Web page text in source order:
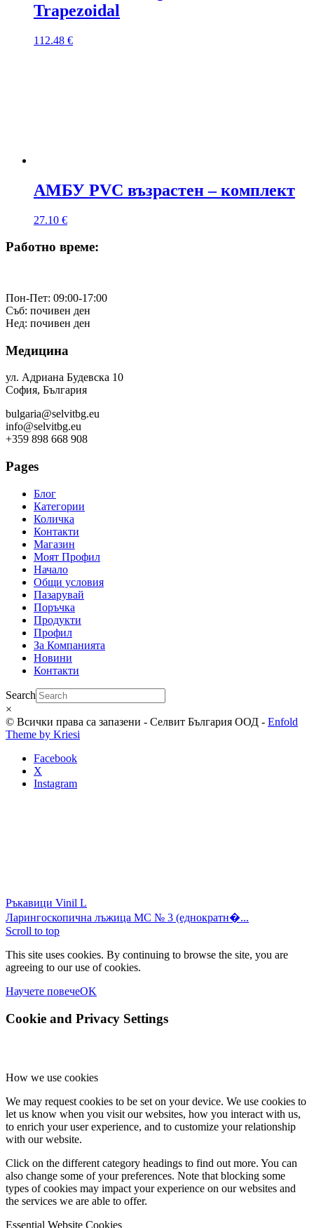
Trapezoidal
112.48 €
АМБУ PVC възрастен – комплект
27.10 €
Работно време:
Пон-Пет: 09:00-17:00
Съб: почивен ден
Нед: почивен ден
Медицина
ул. Адриана Будевска 10
София, България
bulgaria@selvitbg.eu
info@selvitbg.eu
+359 898 668 908
Pages
Блог
Категории
Количка
Контакти
Магазин
Моят Профил
Начало
Общи условия
Пазарувай
Поръчка
Продукти
Профил
За Компанията
Новини
Контакти
Search
×
© Всички права са запазени - Селвит България ООД - Enfold
Theme by Kriesi
Facebook
X
Instagram
Ръкавици Vinil L
Ларингоскопична лъжица МС № 3 (еднократн�...
Scroll to top
This site uses cookies. By continuing to browse the site, you are
agreeing to our use of cookies.
Научете повечеOK
Cookie and Privacy Settings
How we use cookies
We may request cookies to be set on your device. We use cookies to
let us know when you visit our websites, how you interact with us,
to enrich your user experience, and to customize your relationship
with our website.
Click on the different category headings to find out more. You can
also change some of your preferences. Note that blocking some
types of cookies may impact your experience on our websites and
the services we are able to offer.
Essential Website Cookies